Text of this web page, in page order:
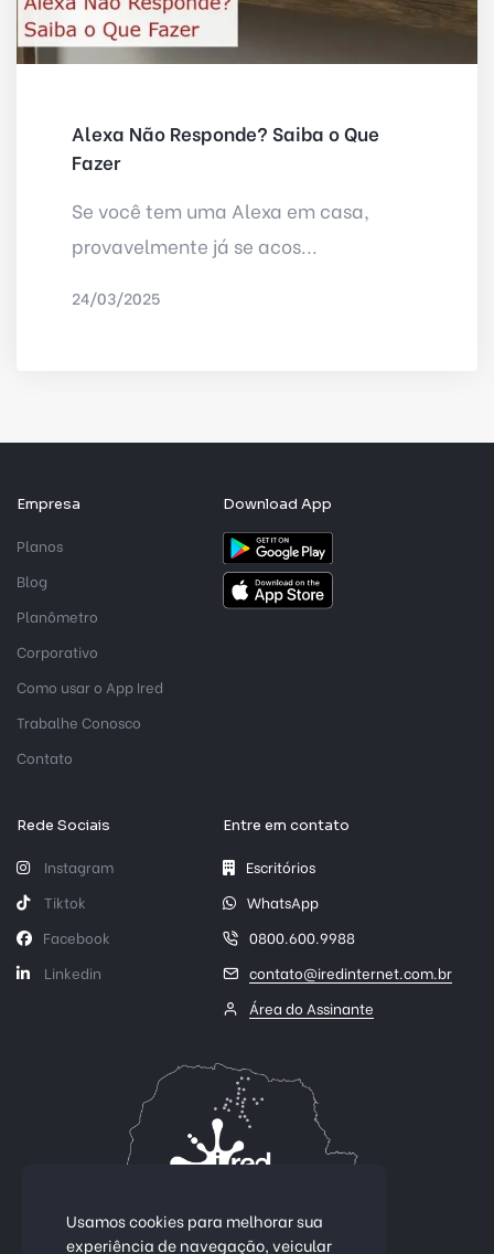
Alexa Não Responde? Saiba o Que
Fazer
Se você tem uma Alexa em casa,
provavelmente já se acos...
24/03/2025
Empresa
Planos
Blog
Planômetro
Corporativo
Como usar o App Ired
Trabalhe Conosco
Contato
Download App
Rede Sociais
Instagram
Tiktok
Facebook
Linkedin
Entre em contato
Escritórios
WhatsApp
0800.600.9988
contato@iredinternet.com.br
Área do Assinante
Usamos cookies para melhorar sua
experiência de navegação, veicular